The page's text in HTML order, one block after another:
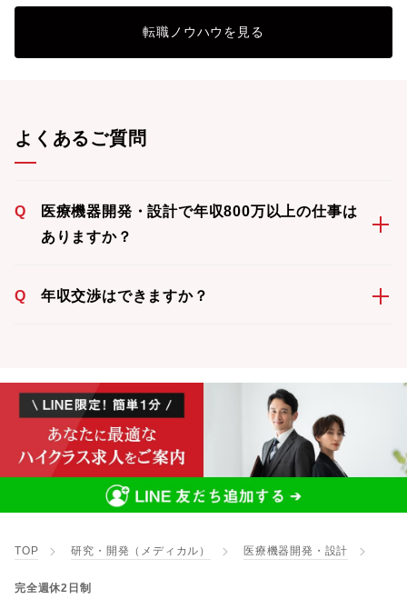
転職ノウハウを見る
よくあるご質問
Q
医療機器開発・設計で年収800万以上の仕事は
ありますか？
Q 年収交渉はできますか？
TOP 研究・開発（メディカル） 医療機器開発・設計
完全週休2日制